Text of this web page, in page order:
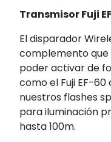
Transmisor Fuji
El disparador
complemento
poder activar de
como el Fuji EF-
nuestros flashes
para iluminación
hasta 100m.